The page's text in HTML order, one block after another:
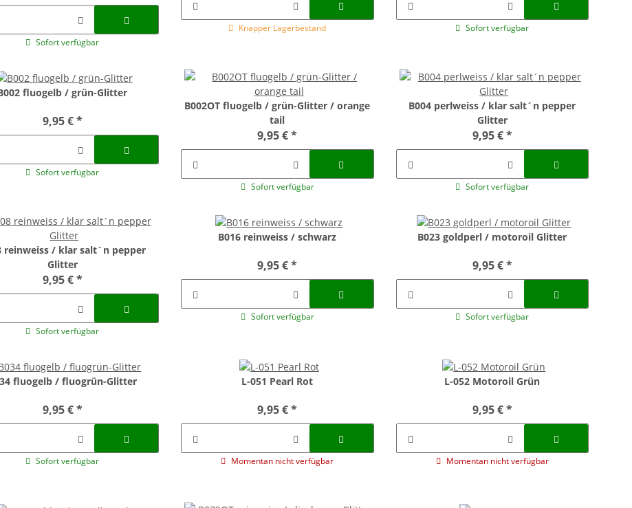
Sofort verfügbar
Knapper Lagerbestand Sofort verfügbar
fluogelb / grün-Glitter
9,95 €*
Sofort verfügbar
B002OT fluogelb / grün-Glitter / orange
tail
9,95 €*
Sofort verfügbar
B004 perlweiss / klar salt´n pepper
Glitter
9,95 €*
Sofort verfügbar
reinweiss / klar salt´n pepper
Glitter
9,95 €*
Sofort verfügbar
B016 reinweiss / schwarz
9,95 €*
Sofort verfügbar
B023 goldperl / motoroil Glitter
9,95 €*
Sofort verfügbar
fluogelb / fluogrün-Glitter
9,95 €*
Sofort verfügbar
L-051 Pearl Rot
9,95 €*
Momentan nicht verfügbar
L-052 Motoroil Grün
9,95 €*
Momentan nicht verfügbar